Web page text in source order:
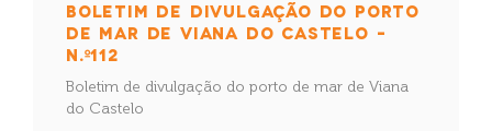
BOLETIM DE DIVULGAÇÃO DO PORTO
DE MAR DE VIANA DO CASTELO –
N.º112
Boletim de divulgação do porto de mar de Viana
do Castelo